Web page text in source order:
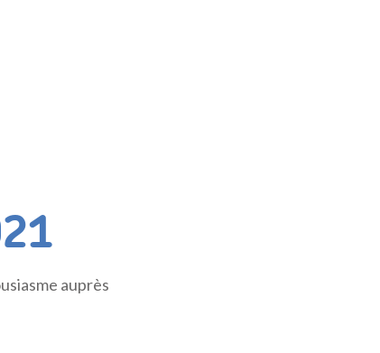
auprès